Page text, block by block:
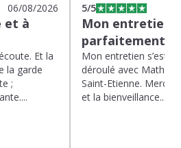
06/08/2026
et à
Et la
la garde
;
5/5
Mon entretien
parfaitement…
Mon entretien s’est
déroulé avec Mathias
Saint-Etienne. Merci
et la bienveillance...